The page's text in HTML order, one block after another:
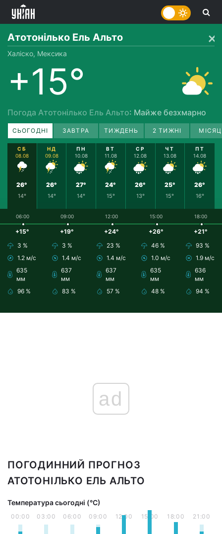
Атотонілько Ель Альто
Халіско, Мексика
+15°
Погода Атотонілько Ель Альто: Майже безхмарно
СЬОГОДНІ ЗАВТРА ТИЖДЕНЬ 2 ТИЖНІ
СБ
08.08
26°
14°
НД
09.08
26°
14°
ПН
10.08
27°
14°
ВТ
11.08
24°
15°
СР
12.08
26°
13°
ЧТ
13.08
25°
15°
ПТ
14.08
26°
16°
06:00
+15°
3 %
1.2 м/с
635
мм
96 %
09:00
+19°
3 %
1.4 м/с
637
мм
83 %
12:00
+24°
23 %
1.4 м/с
637
мм
57 %
15:00
+26°
46 %
1.0 м/с
635
мм
48 %
18:00
+21°
93 %
1.9 м/с
636
мм
94 %
ad
ПОГОДИННИЙ ПРОГНОЗ
АТОТОНІЛЬКО ЕЛЬ АЛЬТО
Температура сьогодні (°С)
00:00 03:00 06:00 09:00 12:00 15:00 18:00 21:00